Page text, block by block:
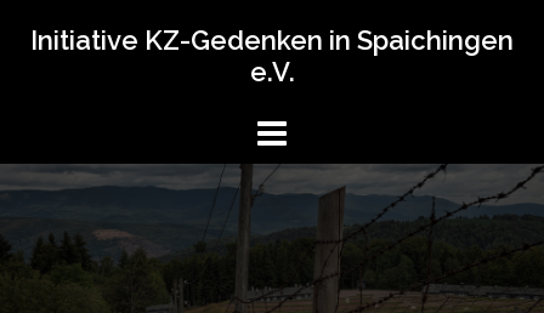
zumInitiative KZ-Gedenken in Spaichingen
e.V.